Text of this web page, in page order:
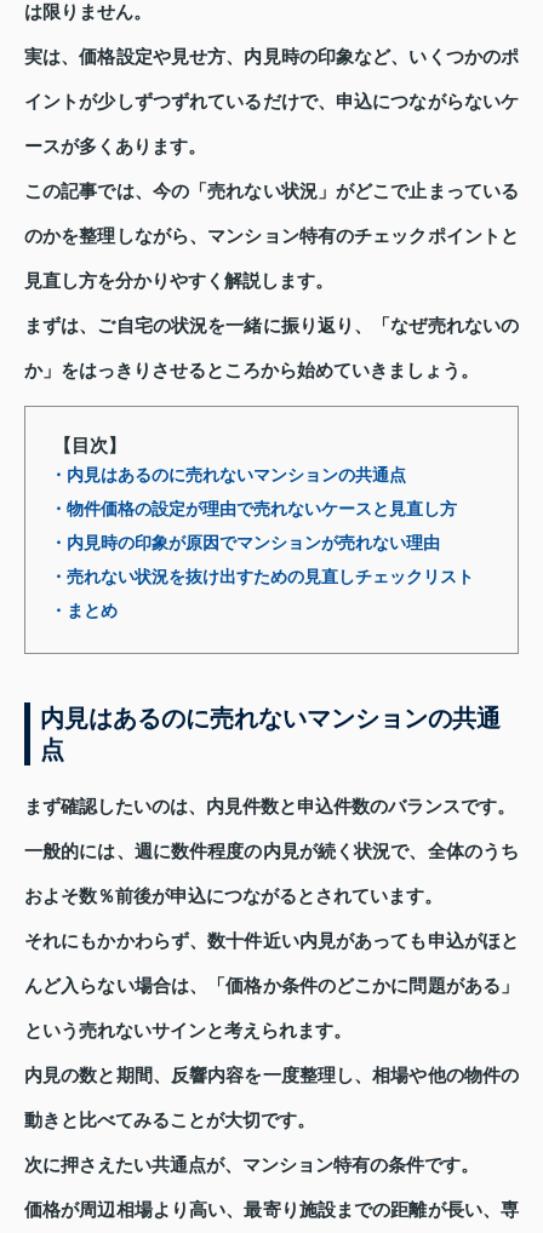
は限りません。
実は、価格設定や見せ方、内見時の印象など、いくつかのポ
イントが少しずつずれているだけで、申込につながらないケ
ースが多くあります。
この記事では、今の「売れない状況」がどこで止まっている
のかを整理しながら、マンション特有のチェックポイントと
見直し方を分かりやすく解説します。
まずは、ご自宅の状況を一緒に振り返り、「なぜ売れないの
か」をはっきりさせるところから始めていきましょう。
【目次】
・内見はあるのに売れないマンションの共通点
・物件価格の設定が理由で売れないケースと見直し方
・内見時の印象が原因でマンションが売れない理由
・売れない状況を抜け出すための見直しチェックリスト
・まとめ
内見はあるのに売れないマンションの共通
点
まず確認したいのは、内見件数と申込件数のバランスです。
一般的には、週に数件程度の内見が続く状況で、全体のうち
およそ数％前後が申込につながるとされています。
それにもかかわらず、数十件近い内見があっても申込がほと
んど入らない場合は、「価格か条件のどこかに問題がある」
という売れないサインと考えられます。
内見の数と期間、反響内容を一度整理し、相場や他の物件の
動きと比べてみることが大切です。
次に押さえたい共通点が、マンション特有の条件です。
価格が周辺相場より高い、最寄り施設までの距離が長い、専